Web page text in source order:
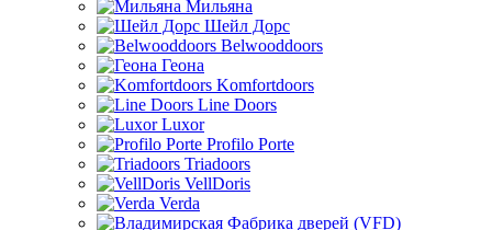
Мильяна
Шейл Дорс
Belwooddoors
Геона
Komfortdoors
Line Doors
Luxor
Profilo Porte
Triadoors
VellDoris
Verda